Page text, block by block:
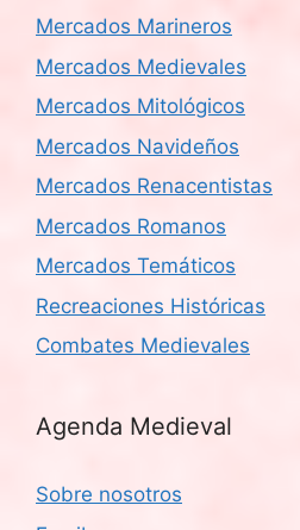
Mercados Marineros
Mercados Medievales
Mercados Mitológicos
Mercados Navideños
Mercados Renacentistas
Mercados Romanos
Mercados Temáticos
Recreaciones Históricas
Combates Medievales
Agenda Medieval
Sobre nosotros